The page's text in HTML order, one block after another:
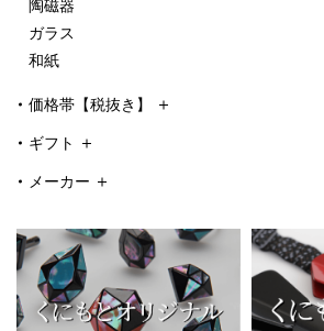
陶磁器
ガラス
和紙
価格帯【税抜き】
ギフト
メーカー